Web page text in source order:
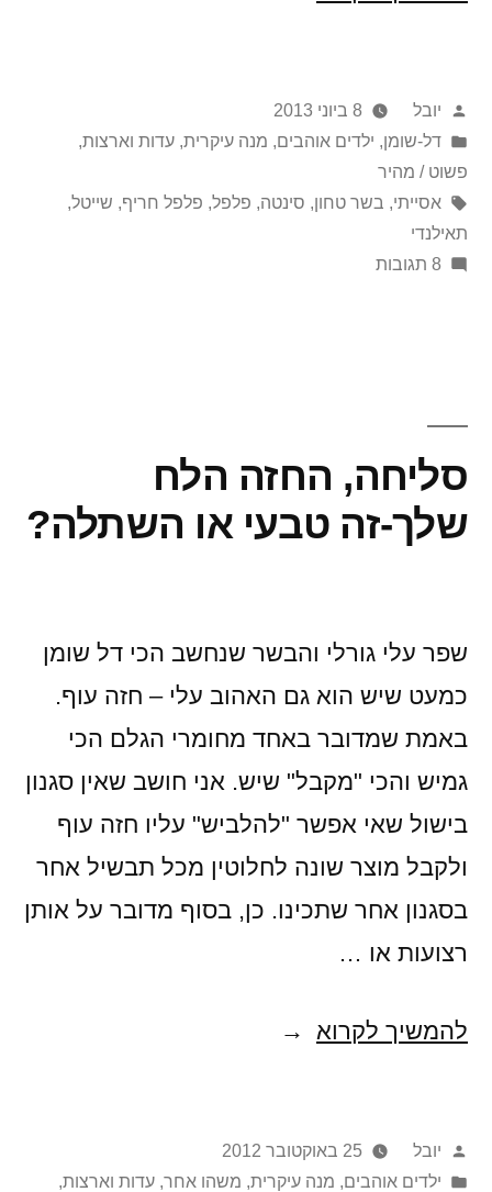
פרק
פורסם
על
ידי
יובל
8 ביוני 2013
Posted
in
דל-שומן, ילדים אוהבים, מנה עיקרית, עדות וארצות,
פשוט / מהיר
תגיות:
אסייתי, בשר טחון, סינטה, פלפל, פלפל חריף, שייטל,
תאילנדי
8 תגובות
על
סליחה, החזה הלח
שלך-זה טבעי או השתלה?
שפר עלי גורלי והבשר שנחשב הכי דל שומן
כמעט שיש הוא גם האהוב עלי – חזה עוף.
באמת שמדובר באחד מחומרי הגלם הכי
גמיש והכי "מקבל" שיש. אני חושב שאין סגנון
בישול שאי אפשר "להלביש" עליו חזה עוף
ולקבל מוצר שונה לחלוטין מכל תבשיל אחר
בסגנון אחר שתכינו. כן, בסוף מדובר על אותן
רצועות או …
להמשיך לקרוא סליחה,
שלך-זה
פורסם
על
יובל
25 באוקטובר 2012
Posted
ילדים אוהבים, מנה עיקרית, משהו אחר, עדות וארצות,